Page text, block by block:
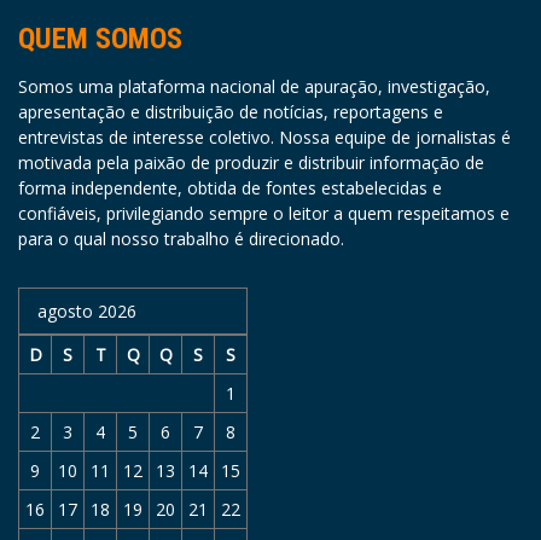
QUEM SOMOS
Somos uma plataforma nacional de apuração, investigação,
apresentação e distribuição de notícias, reportagens e
entrevistas de interesse coletivo. Nossa equipe de jornalistas é
motivada pela paixão de produzir e distribuir informação de
forma independente, obtida de fontes estabelecidas e
confiáveis, privilegiando sempre o leitor a quem respeitamos e
para o qual nosso trabalho é direcionado.
agosto 2026
D
S T Q Q S
S
1
2
3 4 5 6 7
8
9
10 11 12 13 14
15
16
17 18 19 20 21
22